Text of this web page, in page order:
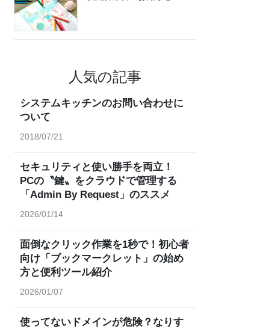
人気の記事
システムキッチンのお問い合わせに
ついて
2018/07/21
セキュリティと使い勝手を両立！
PCの〝鍵〟をクラウドで管理する
「Admin By Request」のススメ
2026/01/14
面倒なクリック作業を1秒で！初心者
向け「ブックマークレット」の始め
方と便利ツール紹介
2026/01/07
使ってないドメインが危険？なりす